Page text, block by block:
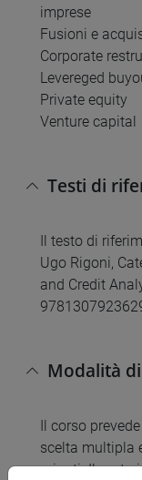
imprese
Fusioni e
Corporate
Levereged
Private equity
Venture capital
Testi di
Il testo di
Ugo Rigoni,
and Credit
Modalità
Il corso
scelta multipla
minuti. Il